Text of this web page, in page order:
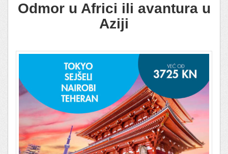
Odmor u Africi ili avantura u
Aziji